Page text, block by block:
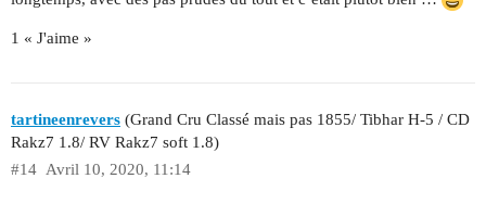
1 « J'aime »
tartineenrevers (Grand Cru Classé mais pas 1855/ Tibhar H-5 / CD
Rakz7 1.8/ RV Rakz7 soft 1.8)
Avril 10, 2020, 11:14
#14